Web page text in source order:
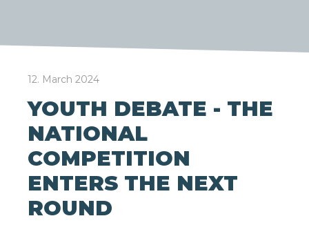
12. March 2024
YOUTH DEBATE - THE
NATIONAL
COMPETITION
ENTERS THE NEXT
ROUND